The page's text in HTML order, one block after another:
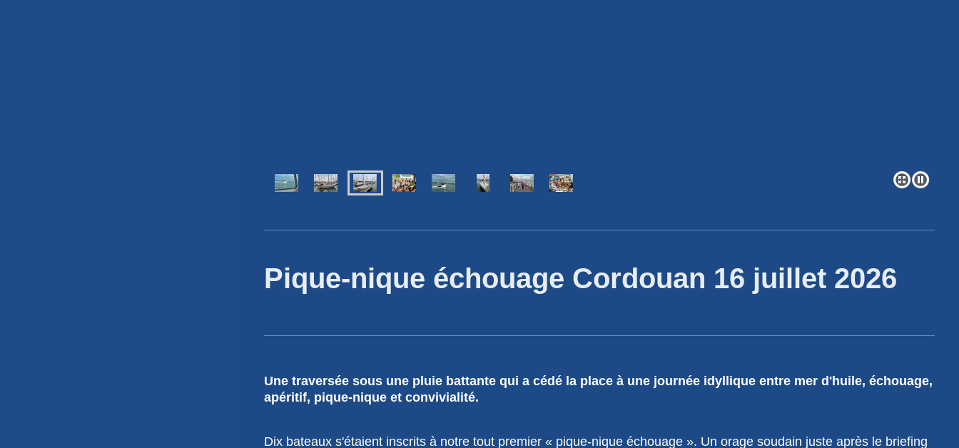
Pique-nique échouage Cordouan 16 juillet 2026
Une traversée sous une pluie battante qui a cédé la place à une journée idyllique entre mer d'huile, échouage,
apéritif, pique-nique et convivialité.
Dix bateaux s'étaient inscrits à notre tout premier « pique-nique échouage ». Un orage soudain juste après le briefing